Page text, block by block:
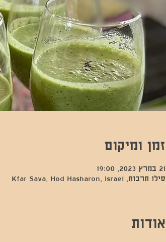
זמן ומיקום
21 במרץ 2023, 19:00
סילו תרבות, Kfar Sava, Hod Hasharon, Israel
אודות